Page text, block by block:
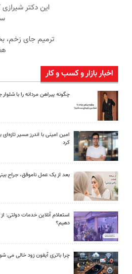
این دکتر شیرازی
اخبار بازار و کسب و کار
چگونه پیراهن مردانه را با
امین امینی با اندرز مسیر
کرد
بعد از یک عمل ناموفق، جراح
استعلام آنلاین خدمات دولتی:
دهیم؟
چرا باتری آیفون زود خالی می شود؟ ۹ راهکار